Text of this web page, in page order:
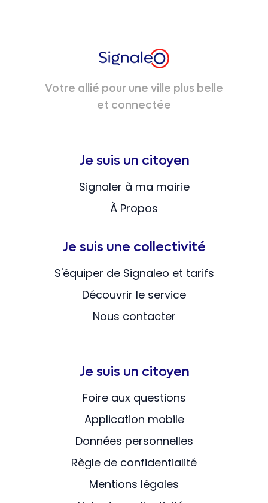
Votre allié pour une ville plus belle
et connectée
Je suis un citoyen
Signaler à ma mairie
À Propos
Je suis une collectivité
S'équiper de Signaleo et tarifs
Découvrir le service
Nous contacter
Je suis un citoyen
Foire aux questions
Application mobile
Données personnelles
Règle de confidentialité
Mentions légales